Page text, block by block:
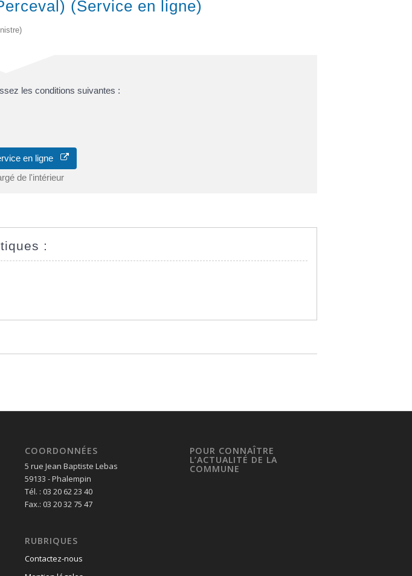
(Service en ligne)
les conditions suivantes :
en ligne
de l'intérieur
:
COORDONNÉES
5 rue Jean Baptiste Lebas
59133 - Phalempin
Tél. : 03 20 62 23 40
Fax.: 03 20 32 75 47
RUBRIQUES
Contactez-nous
POUR CONNAÎTRE
L’ACTUALITÉ DE LA
COMMUNE